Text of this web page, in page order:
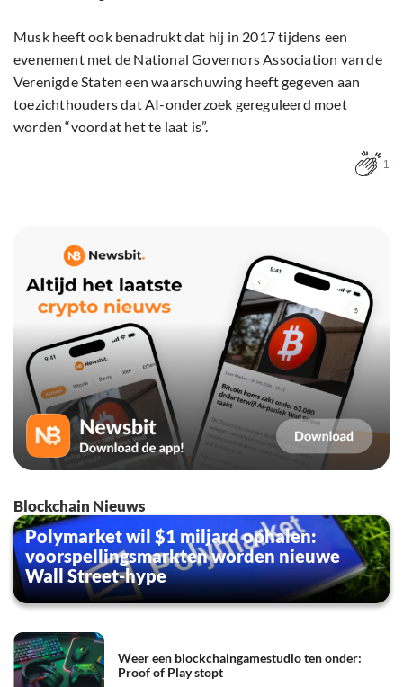
Musk heeft ook benadrukt dat hij in 2017 tijdens een
evenement met de National Governors Association van de
Verenigde Staten een waarschuwing heeft gegeven aan
toezichthouders dat AI-onderzoek gereguleerd moet
worden “voordat het te laat is”.
1
Blockchain Nieuws
Polymarket wil $1 miljard ophalen:
voorspellingsmarkten worden nieuwe
Wall Street-hype
Weer een blockchaingamestudio ten onder:
Proof of Play stopt